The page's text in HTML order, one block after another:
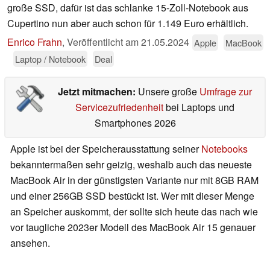
große SSD, dafür ist das schlanke 15-Zoll-Notebook aus
Cupertino nun aber auch schon für 1.149 Euro erhältlich.
Enrico Frahn, Veröffentlicht am21.05.2024 Apple
MacBook
Laptop / Notebook
Deal
Jetzt mitmachen: Unsere große Umfrage zur
Servicezufriedenheitbei Laptops und
Smartphones 2026
Apple ist bei der Speicherausstattung seinerNotebooks
bekanntermaßen sehr geizig, weshalb auch das neueste
MacBook Air in der günstigsten Variante nur mit 8GB RAM
und einer 256GB SSD bestückt ist. Wer mit dieser Menge
an Speicher auskommt, der sollte sich heute das nach wie
vor taugliche 2023er Modell des MacBook Air 15 genauer
ansehen.